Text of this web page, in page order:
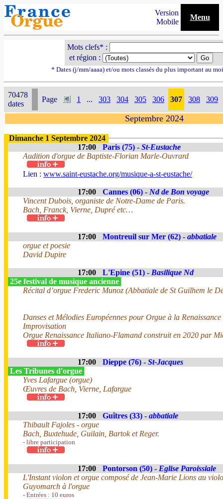
Version
Mobile
Menu
Mots clefs* :
et région :
* Dates (j/mm/aaaa) et/ou mots classés du plus important au
70478
dates
Page 1 ... 303 304 305 306 307 308 309
Septembre 2024
Dimanche 1 Septembre 2024
17:00
Paris (75) - St-Eustache
Audition d'orgue de Baptiste-Florian Marle-Ouvrard
Lien : www.saint-eustache.org/musique-a-st-eustache/
17:00 Cannes (06) - Nd de Bon voyage
Vincent Dubois, organiste de Notre-Dame de Paris.
Bach, Franck, Vierne, Dupré etc…
17:00 Montreuil sur Mer (62) - abbatiale
orgue et poesie
David Dupire
17:00 L'Epine (51) - Basilique Nd
25e festival de musique ancienne
Récital d’orgue Frederic Munoz (Abbatiale de St Guilhem le
Danses et Mélodies Européennes pour Orgue à la Renaissance
Improvisation
Orgue Renaissance Italiano-Flamand construit en 2020 par
17:00 Dieppe (76) - St-Jacques
Les Tribunes d'orgue
Yves Lafargue (orgue)
Œuvres de Bach, Vierne, Lafargue
17:00 Guîtres (33) - abbatiale
Thibault Fajoles - orgue
Bach, Buxtehude, Guilain, Bartok et Reger.
- libre participation
17:00 Pontorson (50) - Eglise Paroissiale
L'Instant violon et orgue composé de Jean-Marie Lions au
Guyomarch à l'orgue
- Entrées : 10 euros